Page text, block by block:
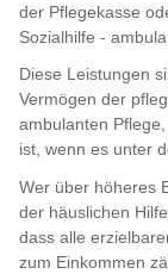
der Pflegekasse
Sozialhilfe -
Diese Leistungen
Vermögen der
ambulanten
ist, wenn es unter
Wer über höheres
der häuslichen
dass alle
zum Einkommen